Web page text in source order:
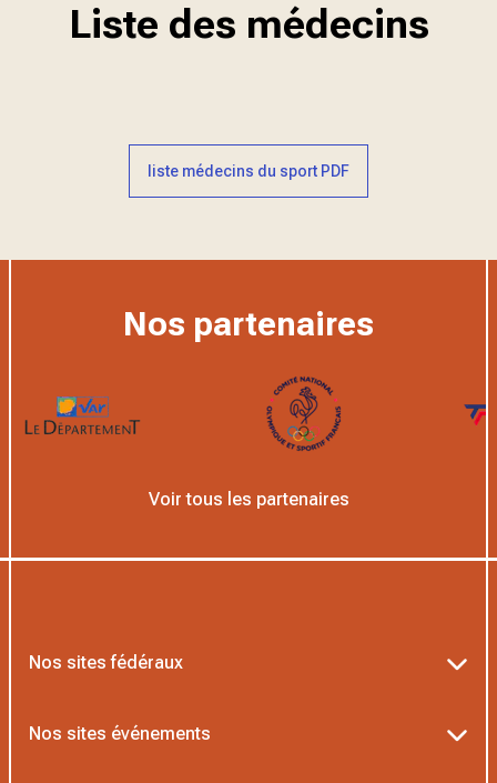
Liste des médecins
liste médecins du sport PDF
Nos partenaires
Voir tous les partenaires
Nos sites fédéraux
Nos sites événements